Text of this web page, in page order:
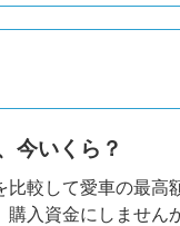
今いくら？
比較して愛車の最高
購入資金にしません